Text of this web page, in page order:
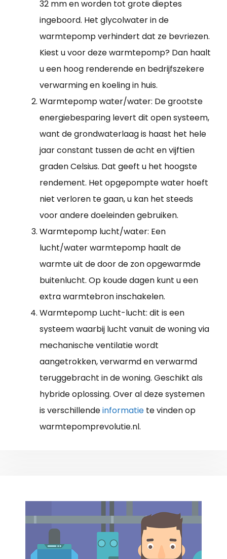
32 mm en worden tot grote dieptes
ingeboord. Het glycolwater in de
warmtepomp verhindert dat ze bevriezen.
Kiest u voor deze warmtepomp? Dan haalt
u een hoog renderende en bedrijfszekere
verwarming en koeling in huis.
Warmtepomp water/water: De grootste
energiebesparing levert dit open systeem,
want de grondwaterlaag is haast het hele
jaar constant tussen de acht en vijftien
graden Celsius. Dat geeft u het hoogste
rendement. Het opgepompte water hoeft
niet verloren te gaan, u kan het steeds
voor andere doeleinden gebruiken.
Warmtepomp lucht/water: Een
lucht/water warmtepomp haalt de
warmte uit de door de zon opgewarmde
buitenlucht. Op koude dagen kunt u een
extra warmtebron inschakelen.
Warmtepomp Lucht-lucht: dit is een
systeem waarbij lucht vanuit de woning via
mechanische ventilatie wordt
aangetrokken, verwarmd en verwarmd
teruggebracht in de woning. Geschikt als
hybride oplossing. Over al deze systemen
is verschillendeinformatie te vinden op
warmtepomprevolutie.nl.